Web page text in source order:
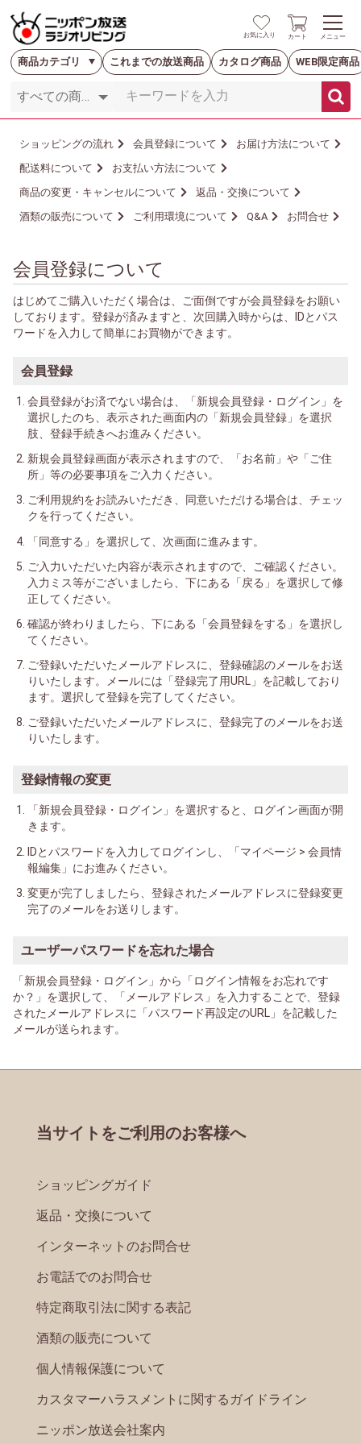
お気に入り カート メニュー
商品カテゴリ これまでの放送商品 カタログ商品 WEB限定商品
ショッピングの流れ 会員登録について
お届け方法について
配送料について
お支払い方法について
商品の変更・キャンセルについて
返品・交換について
酒類の販売について
ご利用環境について Q&A お問合せ
会員登録について
はじめてご購入いただく場合は、ご面倒ですが会員登録をお願い
しております。登録が済みますと、次回購入時からは、IDとパス
ワードを入力して簡単にお買物ができます。
会員登録
会員登録がお済でない場合は、「新規会員登録・ログイン」を
選択したのち、表示された画面内の「新規会員登録」を選択
肢、登録手続きへお進みください。
新規会員登録画面が表示されますので、「お名前」や「ご住
所」等の必要事項をご入力ください。
ご利用規約をお読みいただき、同意いただける場合は、チェッ
クを行ってください。
「同意する」を選択して、次画面に進みます。
ご入力いただいた内容が表示されますので、ご確認ください。
入力ミス等がございましたら、下にある「戻る」を選択して修
正してください。
確認が終わりましたら、下にある「会員登録をする」を選択し
てください。
ご登録いただいたメールアドレスに、登録確認のメールをお送
りいたします。メールには「登録完了用URL」を記載しており
ます。選択して登録を完了してください。
ご登録いただいたメールアドレスに、登録完了のメールをお送
りいたします。
登録情報の変更
「新規会員登録・ログイン」を選択すると、ログイン画面が開
きます。
IDとパスワードを入力してログインし、「マイページ > 会員情
報編集」にお進みください。
変更が完了しましたら、登録されたメールアドレスに登録変更
完了のメールをお送りします。
ユーザーパスワードを忘れた場合
「新規会員登録・ログイン」から「ログイン情報をお忘れです
か？」を選択して、「メールアドレス」を入力することで、登録
されたメールアドレスに「パスワード再設定のURL」を記載した
メールが送られます。
当サイトをご利用のお客様へ
ショッピングガイド
返品・交換について
インターネットのお問合せ
お電話でのお問合せ
特定商取引法に関する表記
酒類の販売について
個人情報保護について
カスタマーハラスメントに関するガイドライン
ニッポン放送会社案内